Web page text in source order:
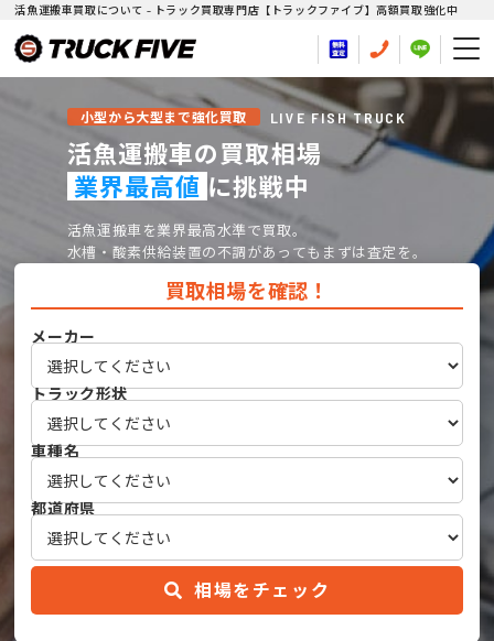
活魚運搬車買取について - トラック買取専門店【トラックファイブ】高額買取強化中
小型から大型まで強化買取 LIVE FISH TRUCK
活魚運搬車の買取相場
業界最高値 に挑戦中
活魚運搬車を業界最高水準で買取。
水槽・酸素供給装置の不調があってもまずは査定を。
買取相場を確認！
メーカー
トラック形状
車種名
都道府県
相場をチェック